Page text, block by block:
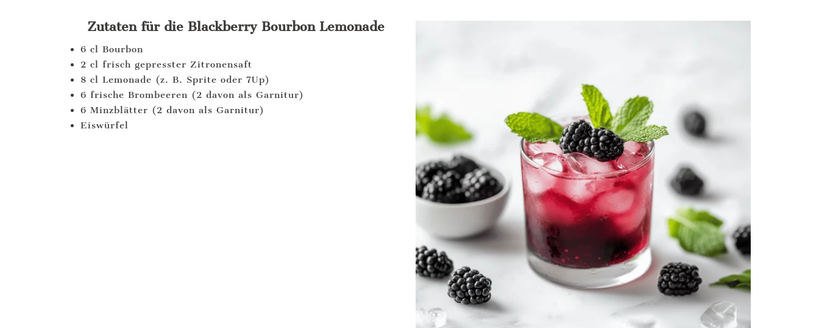
Zutaten für die Blackberry Bourbon Lemonade
6 cl Bourbon
2 cl frisch gepresster Zitronensaft
8 cl Lemonade (z. B. Sprite oder 7Up)
6 frische Brombeeren (2 davon als Garnitur)
6 Minzblätter (2 davon als Garnitur)
Eiswürfel